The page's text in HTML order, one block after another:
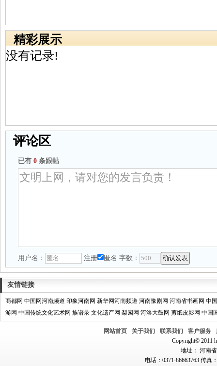
精彩展示
没有记录!
评论区
已有 0 条跟帖
用户名： 注册 匿名 字数：
友情链接
商都网 中国网河南频道 印象河南网 新华网河南频道 河南豫剧网 河南省书画网 中
游网 中国传统文化艺术网 族谱录 文化遗产网 梨园网 河洛大鼓网 剪纸皮影网 中国
网站首页 关于我们 联系我们 客户服务
Copyright© 2011
地址： 河南
电话：0371-86663763 传真